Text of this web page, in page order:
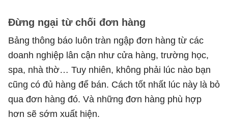
Đừng ngại từ chối đơn hàng
Bảng thông báo luôn tràn ngập đơn hàng từ các
doanh nghiệp lân cận như cửa hàng, trường học,
spa, nhà thờ… Tuy nhiên, không phải lúc nào bạn
cũng có đủ hàng để bán. Cách tốt nhất lúc này là bỏ
qua đơn hàng đó. Và những đơn hàng phù hợp
hơn sẽ sớm xuất hiện.